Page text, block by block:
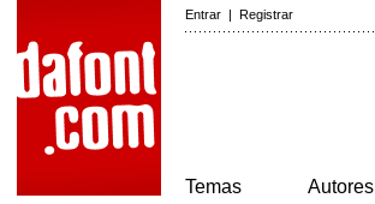
Entrar | Registrar
Temas
Autores